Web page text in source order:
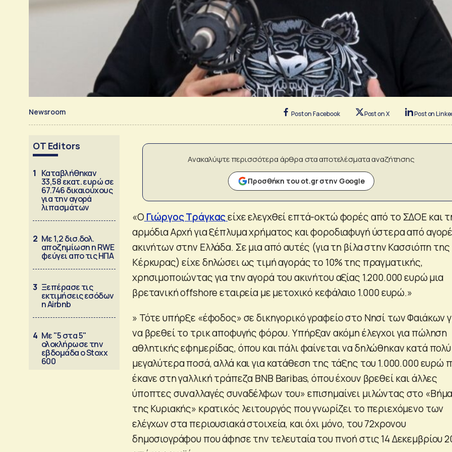
Newsroom Post on Facebook Post on X Post on
OT Editors
1 Καταβλήθηκαν
33,58 εκατ. ευρώ σε
67.746 δικαιούχους
για την αγορά
λιπασμάτων
2 Με 1,2 δισ.δολ.
αποζημίωση η RWE
φεύγει απο τις ΗΠΑ
3 Ξεπέρασε τις
εκτιμήσεις εσόδων
η Airbnb
4 Με "5 στα 5"
ολοκλήρωσε την
εβδομάδα ο Stoxx
600
Ανακαλύψτε περισσότερα άρθρα στα αποτελέσματα αναζήτησης
Προσθήκη του ot.gr στην Google
«Ο Γιώργος Τράγκαςείχε ελεγχθεί επτά-οκτώ φορές από το ΣΔΟΕ και
αρμόδια Αρχή για ξέπλυμα χρήματος και φοροδιαφυγή ύστερα από
ακινήτων στην Ελλάδα. Σε μια από αυτές (για τη βίλα στην Κασσιόπη της
Κέρκυρας) είχε δηλώσει ως τιμή αγοράς το 10% της πραγματικής,
χρησιμοποιώντας για την αγορά του ακινήτου αξίας 1.200.000 ευρώ μια
βρετανική offshore εταιρεία με μετοχικό κεφάλαιο 1.000 ευρώ.»
» Τότε υπήρξε «έφοδος» σε δικηγορικό γραφείο στο Νησί των Φαιάκων
να βρεθεί το τρικ αποφυγής φόρου. Υπήρξαν ακόμη έλεγχοι για πώληση
αθλητικής εφημερίδας, όπου και πάλι φαίνεται να δηλώθηκαν κατά πολύ
μεγαλύτερα ποσά, αλλά και για κατάθεση της τάξης του 1.000.000 ευρώ
έκανε στη γαλλική τράπεζα ΒΝΒ Baribas, όπου έχουν βρεθεί και άλλες
ύποπτες συναλλαγές συναδέλφων του» επισημαίνει μιλώντας στο «Βήμα
της Κυριακής» κρατικός λειτουργός που γνωρίζει το περιεχόμενο των
ελέγχων στα περιουσιακά στοιχεία, και όχι μόνο, του 72χρονου
δημοσιογράφου που άφησε την τελευταία του πνοή στις 14 Δεκεμβρίου